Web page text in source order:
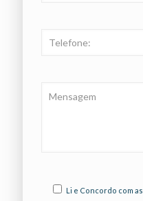
Li e Concordo com as